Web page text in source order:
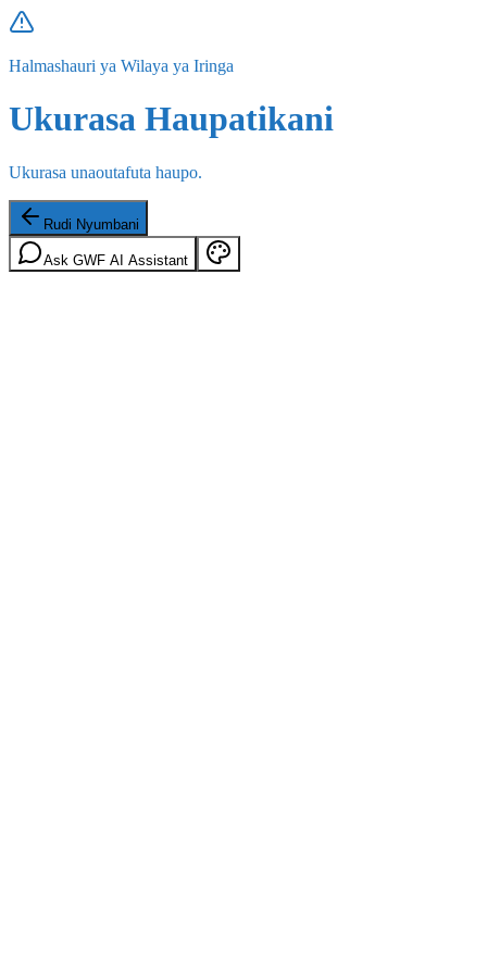
Halmashauri ya Wilaya ya Iringa
Ukurasa Haupatikani
Ukurasa unaoutafuta haupo.
Rudi Nyumbani
Ask GWF AI Assistant